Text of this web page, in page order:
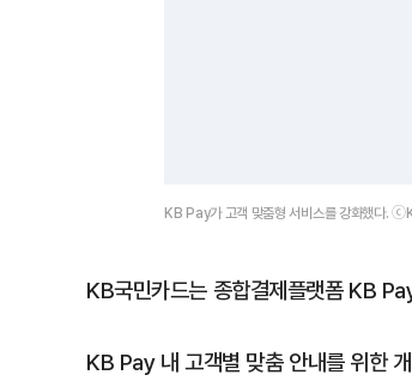
KB Pay가 고객 맞춤형 서비스를 강화했다.
KB국민카드는 종합결제플랫폼 KB
KB Pay 내 고객별 맞춤 안내를 위한